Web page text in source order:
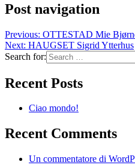
Post navigation
Previous: OTTESTAD Mie
Next: HAUGSET Sigrid Ytterhus
Search for:
Recent Posts
Ciao mondo!
Recent Comments
Un commentatore di